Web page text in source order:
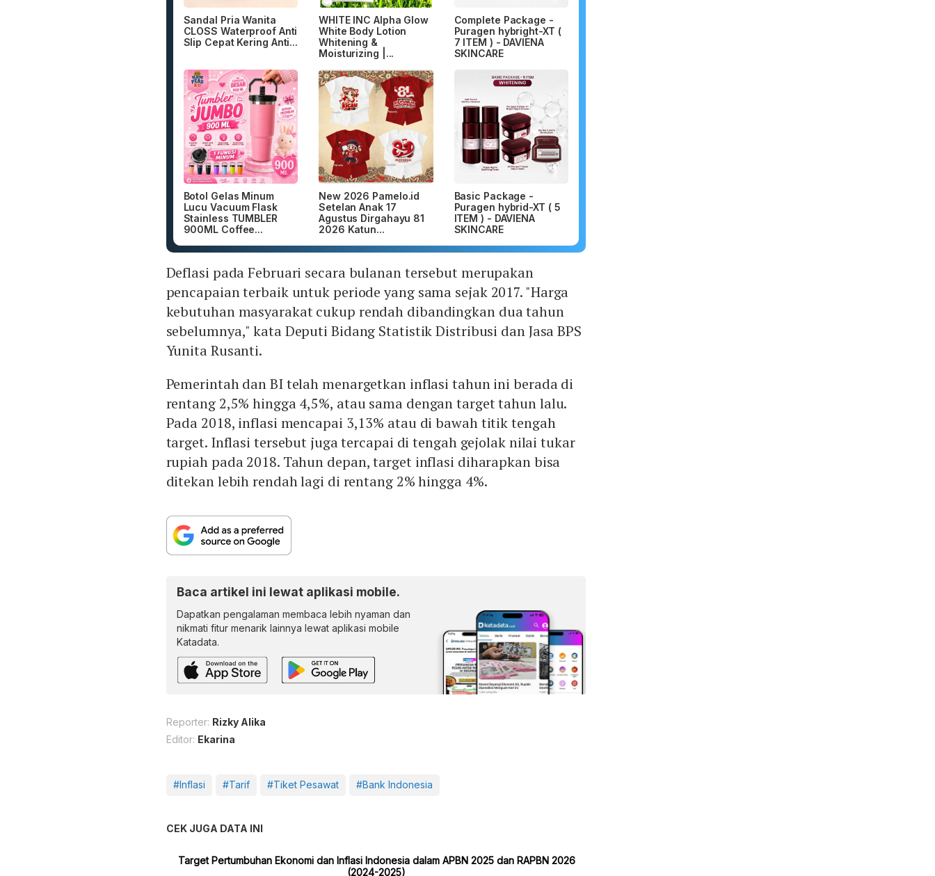
Sandal Pria Wanita
CLOSS Waterproof Anti
Slip Cepat Kering Anti...
WHITE INC Alpha Glow
White Body Lotion
Whitening &
Moisturizing |...
Complete Package -
Puragen hybright-XT (
7 ITEM ) - DAVIENA
SKINCARE
Botol Gelas Minum
Lucu Vacuum Flask
Stainless TUMBLER
900ML Coffee...
New 2026 Pamelo.id
Setelan Anak 17
Agustus Dirgahayu 81
2026 Katun...
Basic Package -
Puragen hybrid-XT ( 5
ITEM ) - DAVIENA
SKINCARE
Deflasi pada Februari secara bulanan tersebut merupakan
pencapaian terbaik untuk periode yang sama sejak 2017. "Harga
kebutuhan masyarakat cukup rendah dibandingkan dua tahun
sebelumnya," kata Deputi Bidang Statistik Distribusi dan Jasa BPS
Yunita Rusanti.
Pemerintah dan BI telah menargetkan inflasi tahun ini berada di
rentang 2,5% hingga 4,5%, atau sama dengan target tahun lalu.
Pada 2018, inflasi mencapai 3,13% atau di bawah titik tengah
target. Inflasi tersebut juga tercapai di tengah gejolak nilai tukar
rupiah pada 2018. Tahun depan, target inflasi diharapkan bisa
ditekan lebih rendah lagi di rentang 2% hingga 4%.
Baca artikel ini lewat aplikasi mobile.
Dapatkan pengalaman membaca lebih nyaman dan
nikmati fitur menarik lainnya lewat aplikasi mobile
Katadata.
Reporter: Rizky Alika
Editor: Ekarina
#Inflasi #Tarif #Tiket Pesawat #Bank Indonesia
CEK JUGA DATA INI